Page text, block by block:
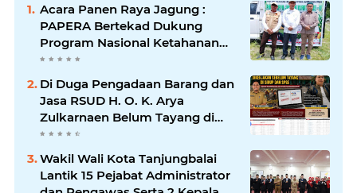
Acara Panen Raya Jagung :
PAPERA Bertekad Dukung
Program Nasional Ketahanan
Pangan Di Kota Kerang
Di Duga Pengadaan Barang dan
Jasa RSUD H. O. K. Arya
Zulkarnaen Belum Tayang di
SiRUP dan SPSE, Tapi Sudah
Maladministrasi dan Potensi
Pelanggaran Hukum
Wakil Wali Kota Tanjungbalai
Lantik 15 Pejabat Administrator